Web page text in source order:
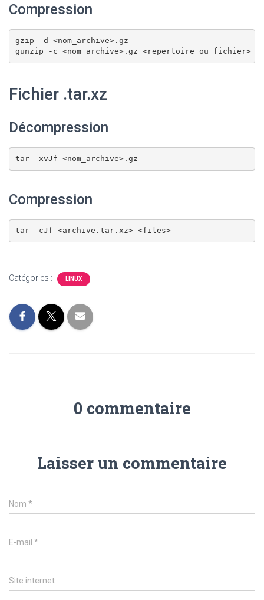
Compression
gzip -d <nom_archive>.gz
gunzip -c <nom_archive>.gz <repertoire_ou_fichier>
Fichier .tar.xz
Décompression
tar -xvJf <nom_archive>.gz
Compression
tar -cJf <archive.tar.xz> <files>
Catégories : LINUX
0 commentaire
Laisser un commentaire
Nom *
E-mail *
Site internet